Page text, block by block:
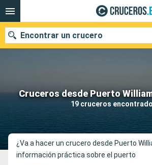
Cruceros desde Puerto
19 cruceros
Encontrar un crucero
Nuestros destinos
Puertos
¿Va a hacer un crucero desde Puerto
información práctica sobre el puerto